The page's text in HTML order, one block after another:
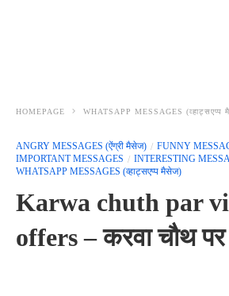
HOMEPAGE WHATSAPP MESSAGES (व्हाट्सएप्प
ANGRY MESSAGES (ऐंग्री मैसेज)
FUNNY
IMPORTANT MESSAGES
INTERESTING
WHATSAPP MESSAGES (व्हाट्सएप्प मैसेज)
Karwa chuth par
offers – करवा चौथ